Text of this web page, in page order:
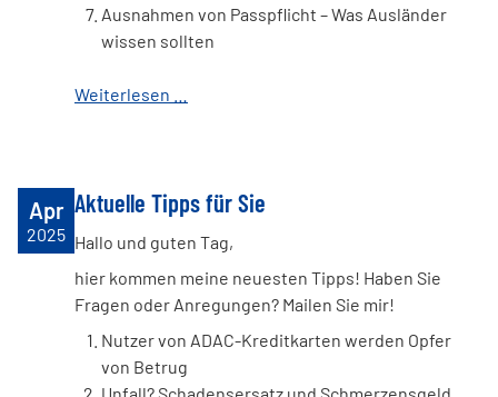
Ausnahmen von Passpflicht – Was Ausländer
wissen sollten
Weiterlesen …
Apr
2025
Aktuelle Tipps für Sie
Hallo und guten Tag,
hier kommen meine neuesten Tipps! Haben Sie
Fragen oder Anregungen? Mailen Sie mir!
Nutzer von ADAC-Kreditkarten werden Opfer
von Betrug